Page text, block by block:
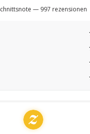
— 997 rezensionen